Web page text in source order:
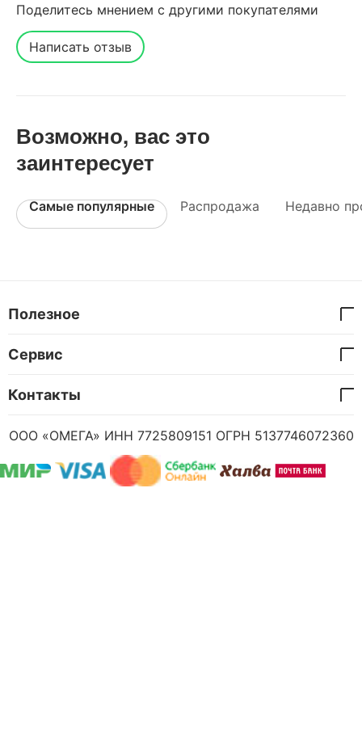
Поделитесь мнением с другими покупателями
Написать отзыв
Возможно, вас это
заинтересует
Самые популярные Распродажа Недавно
Полезное
Сервис
Контакты
ООО «ОМЕГА» ИНН 7725809151 ОГРН 5137746072360